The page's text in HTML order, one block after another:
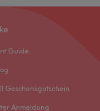
Guide
Geschenkgutschein
Anmeldung